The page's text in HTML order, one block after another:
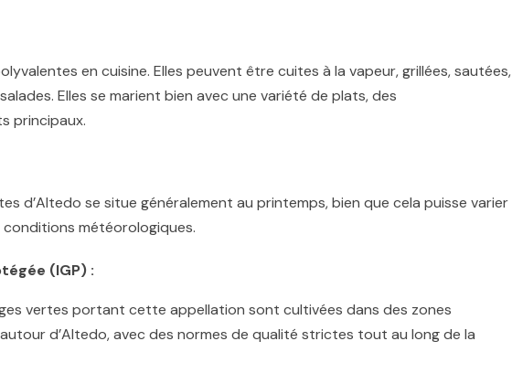
en cuisine. Elles peuvent être cuites à la vapeur, grillées, sautées,
Elles se marient bien avec une variété de plats, des
principaux.
d’Altedo se situe généralement au printemps, bien que cela puisse varier
météorologiques.
(IGP) :
vertes portant cette appellation sont cultivées dans des zones
d’Altedo, avec des normes de qualité strictes tout au long de la